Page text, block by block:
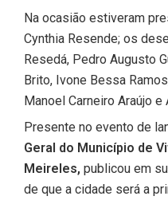
Na ocasião estiveram
Cynthia Resende; os
Resedá, Pedro Augusto
Brito, Ivone Bessa
Manoel Carneiro Araújo
Presente no evento de
Geral do Município de
Meireles, publicou em
de que a cidade será a